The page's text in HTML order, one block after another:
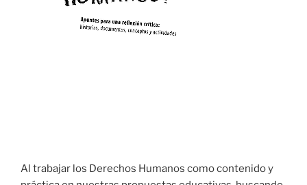
Al trabajar los Derechos Humanos como contenido y